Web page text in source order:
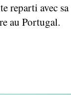
reparti avec
au Portugal.